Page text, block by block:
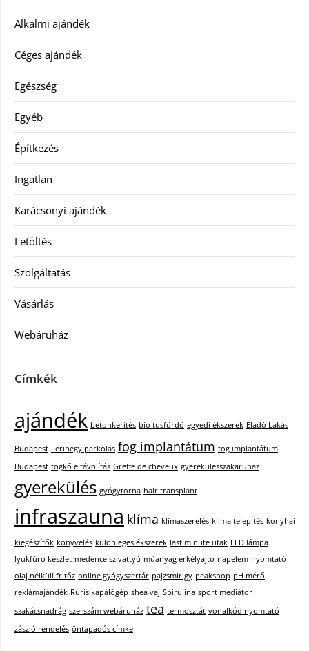
Alkalmi ajándék
Céges ajándék
Egészség
Egyéb
Építkezés
Ingatlan
Karácsonyi ajándék
Letöltés
Szolgáltatás
Vásárlás
Webáruház
Címkék
ajándék betonkerítés bio tusfürdő egyedi ékszerek Eladó Lakás
Budapest Ferihegy parkolás fog implantátum fog implantátum
Budapest fogkő eltávolítás Greffe de cheveux gyerekulesszakaruhaz
gyerekülés gyógytorna hair transplant
infraszauna klíma klímaszerelés klíma telepítés konyhai
kiegészítők könyvelés különleges ékszerek last minute utak LED lámpa
lyukfúró készlet medence szivattyú műanyag erkélyajtó napelem nyomtató
olaj nélküli fritőz online gyógyszertár pajzsmirigy peakshop pH mérő
reklámajándék Ruris kapálógép shea vaj Spirulina sport mediátor
szakácsnadrág szerszám webáruház tea termosztát vonalkód nyomtató
zászló rendelés öntapadós címke